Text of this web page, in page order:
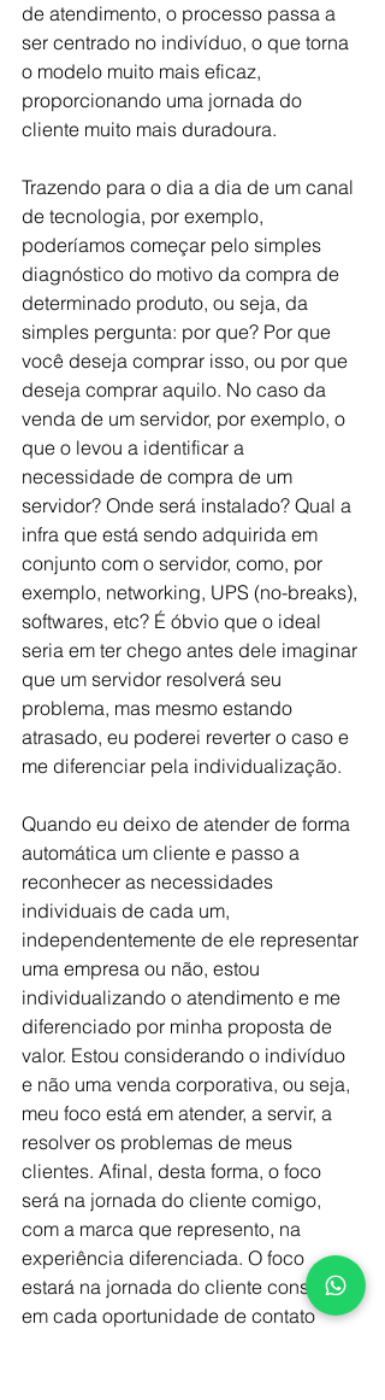
de atendimento, o processo passa a
ser centrado no indivíduo, o que torna
o modelo muito mais eficaz,
proporcionando uma jornada do
cliente muito mais duradoura.
Trazendo para o dia a dia de um canal
de tecnologia, por exemplo,
poderíamos começar pelo simples
diagnóstico do motivo da compra de
determinado produto, ou seja, da
simples pergunta: por que? Por que
você deseja comprar isso, ou por que
deseja comprar aquilo. No caso da
venda de um servidor, por exemplo, o
que o levou a identificar a
necessidade de compra de um
servidor? Onde será instalado? Qual a
infra que está sendo adquirida em
conjunto com o servidor, como, por
exemplo, networking, UPS (no-breaks),
softwares, etc? É óbvio que o ideal
seria em ter chego antes dele imaginar
que um servidor resolverá seu
problema, mas mesmo estando
atrasado, eu poderei reverter o caso e
me diferenciar pela individualização.
Quando eu deixo de atender de forma
automática um cliente e passo a
reconhecer as necessidades
individuais de cada um,
independentemente de ele representar
uma empresa ou não, estou
individualizando o atendimento e me
diferenciado por minha proposta de
valor. Estou considerando o indivíduo
e não uma venda corporativa, ou seja,
meu foco está em atender, a servir, a
resolver os problemas de meus
clientes. Afinal, desta forma, o foco
será na jornada do cliente comigo,
com a marca que represento, na
experiência diferenciada. O foco
estará na jornada do cliente construída
em cada oportunidade de contato